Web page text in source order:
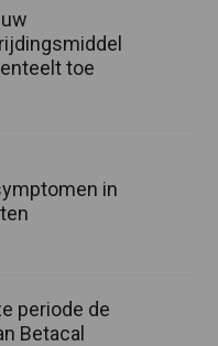
toe
in
periode de
Betacal